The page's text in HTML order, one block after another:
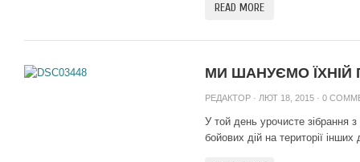
READ MORE
МИ ШАНУЄМО ЇХНІЙ
РЕДАКТОР · ЛЮТ 18, 2015 · 0
У той день урочисте зібрання
бойових дій на території